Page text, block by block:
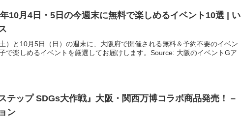
10月4日・5日の今週末に無料で楽しめるイベント 10選 | い
）と10月5日（日）の週末に、大阪府で開催される無料＆予約不要のイベン
で楽しめるイベントを厳選してお届けします。Source: 大阪のイベントGア
テップ SDGs大作戦』 大阪 ・関西万博コラボ商品発売！ –
ン